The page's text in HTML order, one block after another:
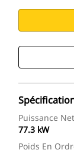
Puissance
77.3 kW
Poids En